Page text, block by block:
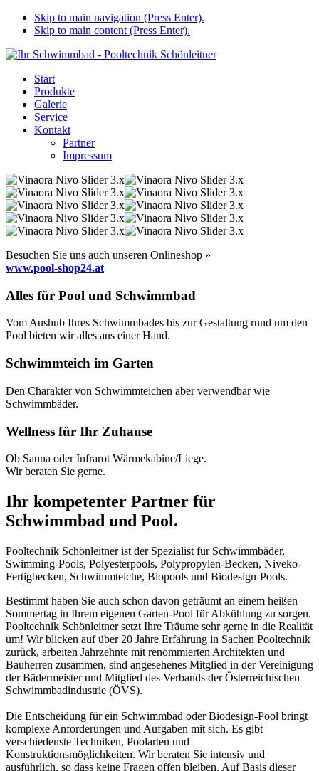
Skip to main navigation (Press Enter).
Skip to main content (Press Enter).
Start
Produkte
Galerie
Service
Kontakt
Partner
Impressum
Besuchen Sie uns auch unseren Onlineshop »
www.pool-shop24.at
Alles für Pool und Schwimmbad
Vom Aushub Ihres Schwimmbades bis zur Gestaltung rund um den
Pool bieten wir alles aus einer Hand.
Schwimmteich im Garten
Den Charakter von Schwimmteichen aber verwendbar wie
Schwimmbäder.
Wellness für Ihr Zuhause
Ob Sauna oder Infrarot Wärmekabine/Liege.
Wir beraten Sie gerne.
Ihr kompetenter Partner für
Schwimmbad und Pool.
Pooltechnik Schönleitner ist der Spezialist für Schwimmbäder,
Swimming-Pools, Polyesterpools, Polypropylen-Becken, Niveko-
Fertigbecken, Schwimmteiche, Biopools und Biodesign-Pools.
Bestimmt haben Sie auch schon davon geträumt an einem heißen
Sommertag in Ihrem eigenen Garten-Pool für Abkühlung zu sorgen.
Pooltechnik Schönleitner setzt Ihre Träume sehr gerne in die Realität
um! Wir blicken auf über 20 Jahre Erfahrung in Sachen Pooltechnik
zurück, arbeiten Jahrzehnte mit renommierten Architekten und
Bauherren zusammen, sind angesehenes Mitglied in der Vereinigung
der Bädermeister und Mitglied des Verbands der Österreichischen
Schwimmbadindustrie (ÖVS).
Die Entscheidung für ein Schwimmbad oder Biodesign-Pool bringt
komplexe Anforderungen und Aufgaben mit sich. Es gibt
verschiedenste Techniken, Poolarten und
Konstruktionsmöglichkeiten. Wir beraten Sie intensiv und
ausführlich, so dass keine Fragen offen bleiben. Auf Basis dieser